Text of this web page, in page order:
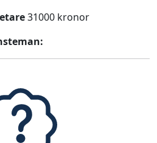
31000 kronor